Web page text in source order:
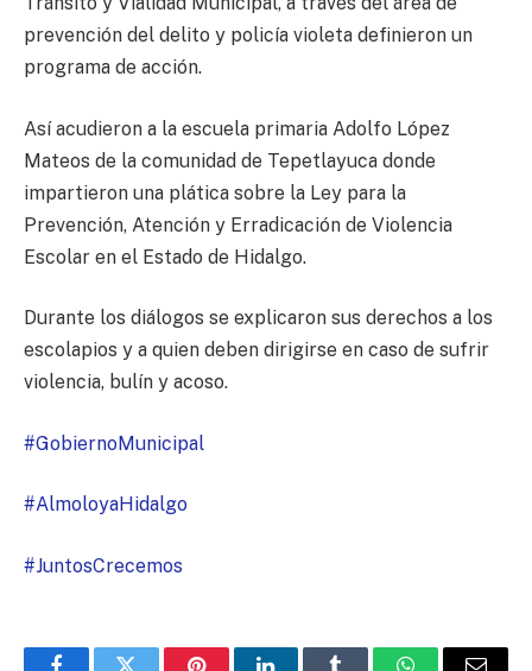
prevención del delito y policía violeta definieron un
programa de acción.
Así acudieron a la escuela primaria Adolfo López
Mateos de la comunidad de Tepetlayuca donde
impartieron una plática sobre la Ley para la
Prevención, Atención y Erradicación de Violencia
Escolar en el Estado de Hidalgo.
Durante los diálogos se explicaron sus derechos a los
escolapios y a quien deben dirigirse en caso de sufrir
violencia, bulín y acoso.
#GobiernoMunicipal
#AlmoloyaHidalgo
#JuntosCrecemos